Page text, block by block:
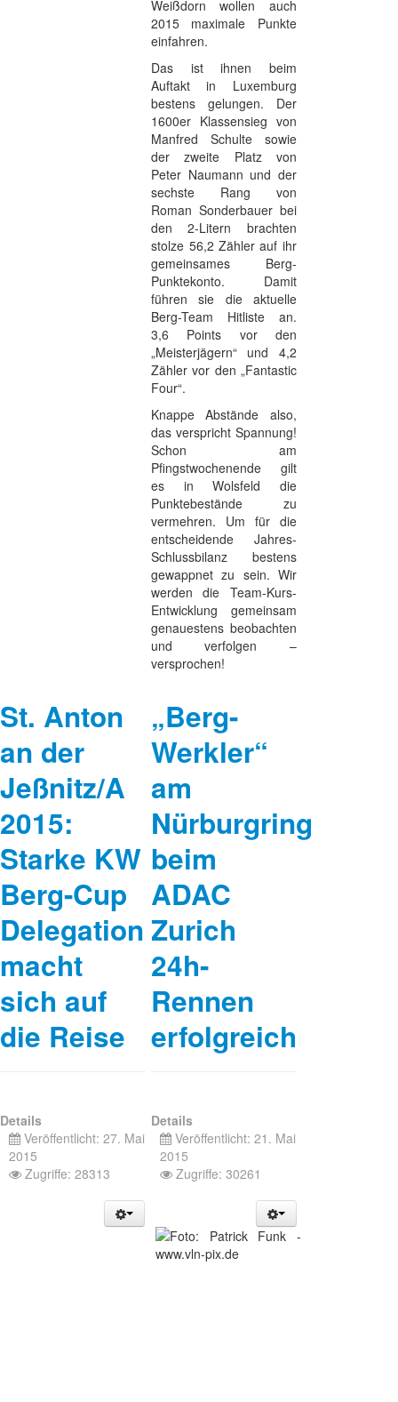
Weißdorn wollen auch
2015 maximale Punkte
einfahren.
Das ist ihnen beim
Auftakt in Luxemburg
bestens gelungen. Der
1600er Klassensieg von
Manfred Schulte sowie
der zweite Platz von
Peter Naumann und der
sechste Rang von
Roman Sonderbauer bei
den 2-Litern brachten
stolze 56,2 Zähler auf ihr
gemeinsames Berg-
Punktekonto. Damit
führen sie die aktuelle
Berg-Team Hitliste an.
3,6 Points vor den
„Meisterjägern“ und 4,2
Zähler vor den „Fantastic
Four“.
Knappe Abstände also,
das verspricht Spannung!
Schon am
Pfingstwochenende gilt
es in Wolsfeld die
Punktebestände zu
vermehren. Um für die
entscheidende Jahres-
Schlussbilanz bestens
gewappnet zu sein. Wir
werden die Team-Kurs-
Entwicklung gemeinsam
genauestens beobachten
und verfolgen –
versprochen!
St. Anton
an der
Jeßnitz/A
2015:
Starke KW
Berg-Cup
Delegation
macht
sich auf
die Reise
Details
Veröffentlicht: 27. Mai
2015
Zugriffe: 28313
„Berg-
Werkler“
am
Nürburgring
beim
ADAC
Zurich
24h-
Rennen
erfolgreich
Details
Veröffentlicht: 21. Mai
2015
Zugriffe: 30261